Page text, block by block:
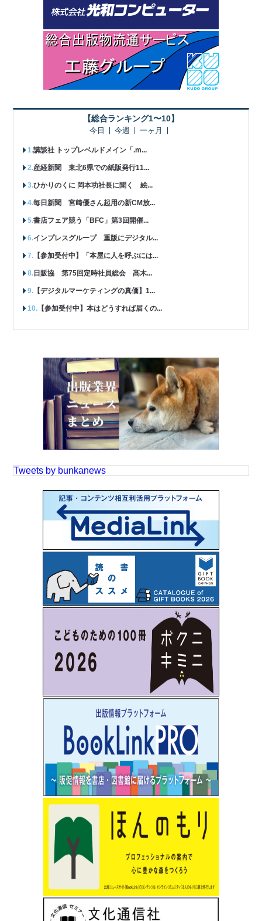
【総合ランキング1〜10】
今日 今週 一ヶ月
講談社 トップレベルドメイン「.m...
産経新聞 東北6県での紙版発行11...
ひかりのくに 岡本功社長に聞く 絵...
毎日新聞 宮﨑優さん起用の新CM放...
書店フェア競う「BFC」第3回開催...
インプレスグループ 重版にデジタル...
【参加受付中】「本屋に人を呼ぶには...
日販協 第75回定時社員総会 髙木...
【デジタルマーケティングの真価】1...
【参加受付中】本はどうすれば届くの...
Tweets by bunkanews